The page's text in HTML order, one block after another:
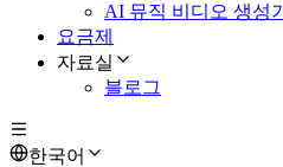
AI 뮤직 비디오 생성기
요금제
자료실
블로그
한국어